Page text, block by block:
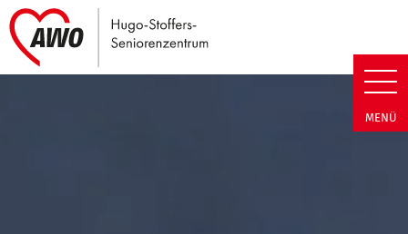
Hugo-Stoffers-
MENÜ